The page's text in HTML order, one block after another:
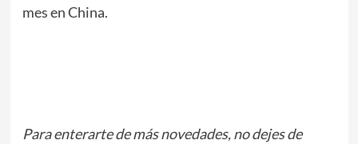
mes en China.
Para enterarte de más novedades, no dejes de